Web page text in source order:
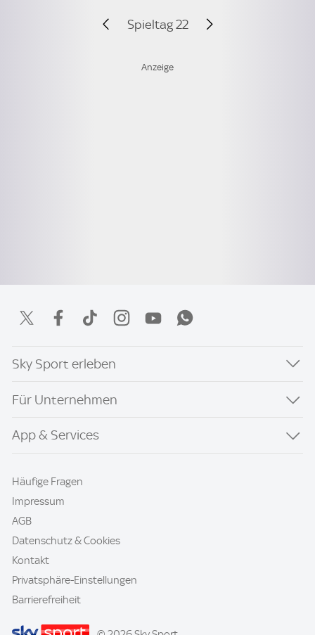
Spieltag 22
Sky Sport erleben
Für Unternehmen
App & Services
Häufige Fragen
Impressum
AGB
Datenschutz & Cookies
Kontakt
Privatsphäre-Einstellungen
Barrierefreiheit